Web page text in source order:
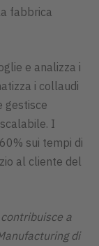
fabbrica
e analizza i
i collaudi
gestisce
I
sui tempi di
al cliente del
a
di